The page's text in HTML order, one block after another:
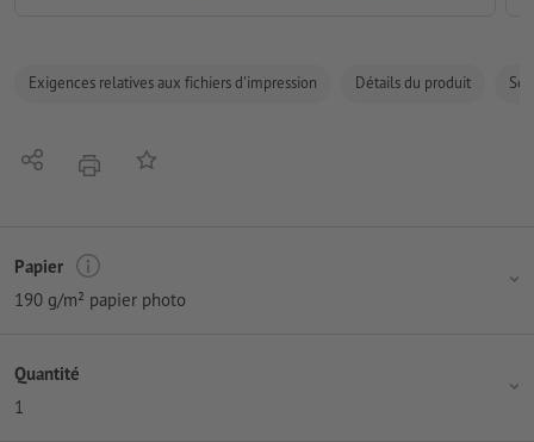
Exigences relatives aux fichiers d'impression Détails du produit
PartagerimprimerAjouter à liste d'article
Papier
190 g/m² papier photo
Quantité
1